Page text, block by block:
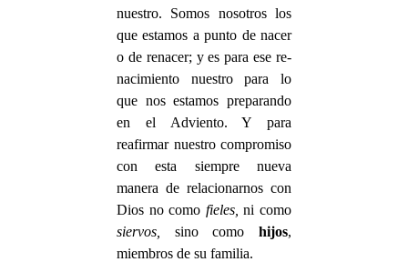
nuestro. Somos nosotros los
que estamos a punto de nacer
o de renacer; y es para ese re-
nacimiento nuestro para lo
que nos estamos preparando
en el Adviento. Y para
reafirmar nuestro compromiso
con esta siempre nueva
manera de relacionarnos con
Dios no como fieles,ni como
siervos, sino comohijos,
miembros de su familia.